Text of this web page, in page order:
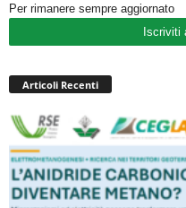
Per rimanere sempre aggiornato
Iscriviti
Articoli Recenti